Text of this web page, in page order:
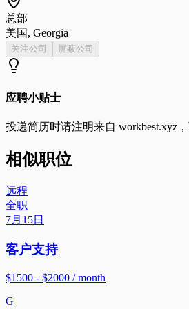
总部
美国, Georgia
关注公司 屏蔽公司
应聘小贴士
投递简历时请注明来自 workbest.xyz
相似职位
远程
全职
7月15日
客户支持
$1500 - $2000 / month
G